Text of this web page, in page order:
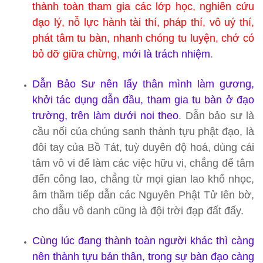
thành toàn tham gia các lớp học, nghiên cứu
đạo lý, nỗ lực hành tài thí, pháp thí, vô uý thí,
phát tâm tu bàn, nhanh chóng tu luyện, chớ có
bỏ dỡ giữa chừng, mới là trách nhiệm.
Dẫn Bảo Sư nên lấy thân mình làm gương,
khởi tác dụng dẫn đầu, tham gia tu bàn ở đạo
trường, trên làm dưới noi theo. Dẫn bảo sư là
cầu nối của chúng sanh thành tựu phật đạo, là
đôi tay của Bồ Tát, tuỳ duyên độ hoá, dùng cái
tâm vô vi để làm các việc hữu vi, chẳng để tâm
đến công lao, chẳng từ mọi gian lao khổ nhọc,
âm thầm tiếp dẫn các Nguyên Phật Tử lên bờ,
cho dẫu vô danh cũng là đội trời đạp đất đấy.
Cùng lúc đang thành toàn người khác thì càng
nên thành tựu bản thân, trong sự bàn đạo càng